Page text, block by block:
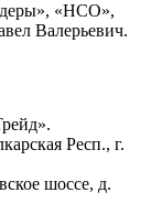
«НСО»,
Валерьевич.
Респ., г.
шоссе, д.